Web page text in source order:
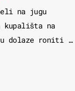
na jugu
kupališta na
dolaze roniti i